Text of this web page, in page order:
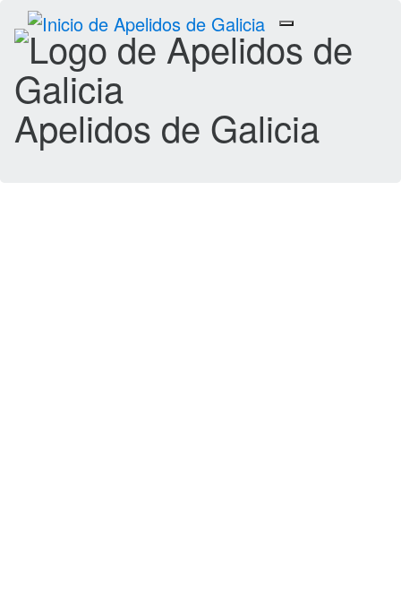
Toggle
navigation
Apelidos de Galicia